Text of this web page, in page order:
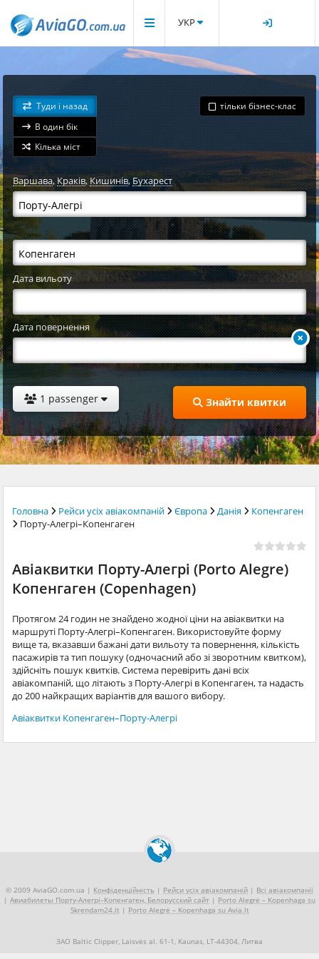
УКР
Туди і назад
В один бік
Кілька міст
тільки бізнес-клас
Варшава,Краків,Кишинів,Бухарест
Дата вильоту
Дата повернення
1 passenger Знайти квитки
Головна Рейси усіх авіакомпаній Європа Данія
Копенгаген
Порту-Алегрі–Копенгаген
Авіаквитки Порту-Алегрі (Porto Alegre)
Копенгаген (Copenhagen)
Протягом 24 годин не знайдено жодної ціни на авіаквитки на
маршруті Порту-Алегрі–Копенгаген. Використовуйте форму
вище та, вказавши бажані дати вильоту та повернення, кількість
пасажирів та тип пошуку (одночасний або зі зворотним квитком),
здійсніть пошук квитків. Система перевірить дані всіх
авіакомпаній, що літають з Порту-Алегрі в Копенгаген, та надасть
до 200 найкращих варіантів для вашого вибору.
Авіаквитки Копенгаген–Порту-Алегрі
© 2009 AviaGO.com.ua | Конфіденційність | Рейси усіх авіакомпаній | Всі авіакомпанії
| Авиабилеты Порту-Алегрі–Копенгаген, Белорусский сайт | Porto Alegrė – Kopenhaga su
Skrendam24.lt | Porto Alegrė – Kopenhaga su Avia.lt
ЗАО Baltic Clipper, Laisvės al. 61-1, Kaunas, LT-44304, Литва